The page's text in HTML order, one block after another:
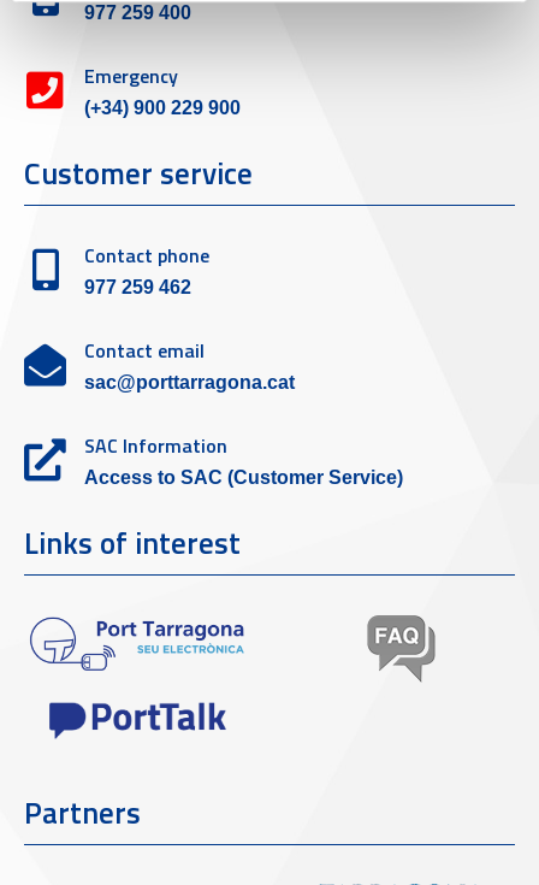
977 259 400
Emergency
(+34) 900 229 900
Customer service
Contact phone
977 259 462
Contact email
sac@porttarragona.cat
SAC Information
Access to SAC (Customer Service)
Links of interest
Partners